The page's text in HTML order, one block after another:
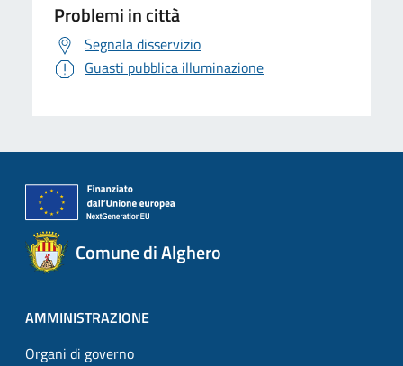
Problemi in città
Segnala disservizio
Guasti pubblica illuminazione
Comune di Alghero
AMMINISTRAZIONE
Organi di governo